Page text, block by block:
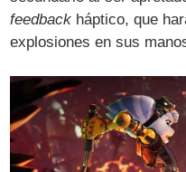
feedback háptico, que
explosiones en sus